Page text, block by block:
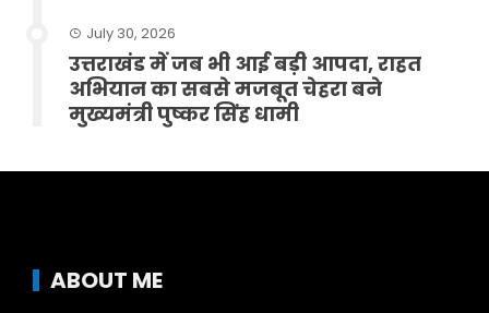
July 30, 2026
उत्तराखंड में जब भी आई बड़ी आपदा, राहत
अभियान का सबसे मजबूत चेहरा बने
मुख्यमंत्री पुष्कर सिंह धामी
ABOUT ME